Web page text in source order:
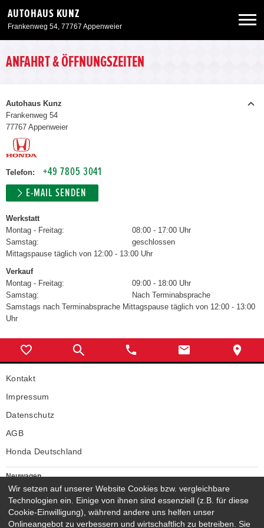
AUTOHAUS KUNZ
Frankenweg 54, 77767 Appenweier
Neuwagen
Angebote
Service & Zubehör
Unser Autohaus
ANFAHRT & ÖFFNUNGSZEITEN
Autohaus Kunz
Frankenweg 54
77767 Appenweier
Telefon:
+49 7805 3041
E-MAIL SENDEN
Werkstatt
Montag - Freitag:
08:00 - 17:00 Uhr
Samstag:
geschlossen
Mittagspause täglich von 12:00 - 13:00 Uhr
Verkauf
Montag - Freitag:
09:00 - 18:00 Uhr
Samstag:
Nach Terminabsprache
Samstags nach Terminabsprache Mittagspause täglich von 12:00 - 13:00
Uhr
Kontakt
Impressum
Datenschutz
AGB
Honda Deutschland
Neuwagen
Honda Neuwagen
Gebrauchtwagen
Honda Gebrauchtwagen
Wir setzen auf unserer Website Cookies bzw. vergleichbare
Technologien ein. Einige von ihnen sind essenziell (z.B. für diese
Cookie-Einwilligung), während andere uns helfen unser
Onlineangebot zu verbessern und wirtschaftlich zu betreiben. Sie